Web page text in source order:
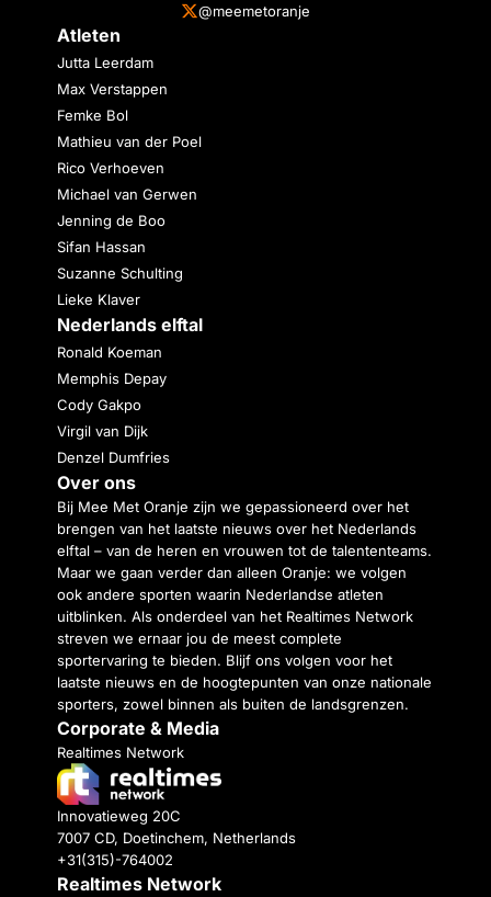
@meemetoranje
Atleten
Jutta Leerdam
Max Verstappen
Femke Bol
Mathieu van der Poel
Rico Verhoeven
Michael van Gerwen
Jenning de Boo
Sifan Hassan
Suzanne Schulting
Lieke Klaver
Nederlands elftal
Ronald Koeman
Memphis Depay
Cody Gakpo
Virgil van Dijk
Denzel Dumfries
Over ons
Bij Mee Met Oranje zijn we gepassioneerd over het
brengen van het laatste nieuws over het Nederlands
elftal – van de heren en vrouwen tot de talententeams.
Maar we gaan verder dan alleen Oranje: we volgen
ook andere sporten waarin Nederlandse atleten
uitblinken. Als onderdeel van het Realtimes Network
streven we ernaar jou de meest complete
sportervaring te bieden. Blijf ons volgen voor het
laatste nieuws en de hoogtepunten van onze nationale
sporters, zowel binnen als buiten de landsgrenzen.
Corporate & Media
Realtimes Network
Innovatieweg 20C
7007 CD, Doetinchem, Netherlands
+31(315)-764002
Realtimes Network